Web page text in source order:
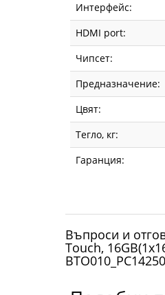
Интерфейс:
HDMI port:
Чипсет:
Предназначение:
Цвят:
Тегло, кг:
Гаранция:
Въпроси и
Touch,